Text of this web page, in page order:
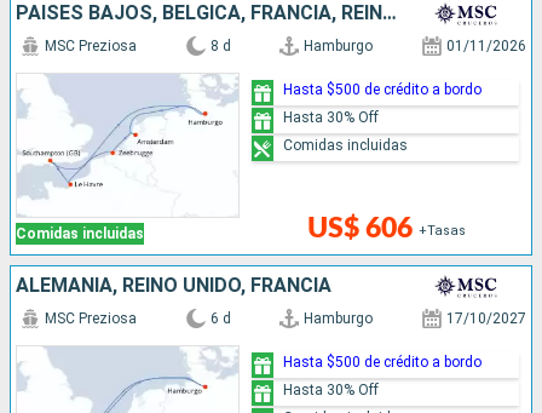
PAISES BAJOS, BÉLGICA, FRANCIA, REINO UNIDO, ALEMANIA
Comidas incluidas
MSC Preziosa 8 d Hamburgo 01/11/2026
US$ 606 +Tasas
Hasta $500 de crédito a bordo
Hasta 30% Off
Comidas incluidas
ALEMANIA, REINO UNIDO, FRANCIA
MSC Preziosa 6 d Hamburgo 17/10/2027
Hasta $500 de crédito a bordo
Hasta 30% Off